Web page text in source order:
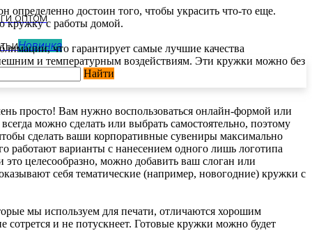
оптом
Новинка
Найти
определенно достоин того, чтобы украсить что-то еще.
кружку с работы домой.
что гарантирует самые лучшие качества
и температурным воздействиям. Эти кружки можно без
просто! Вам нужно воспользоваться онлайн-формой или
можно сделать или выбрать самостоятельно, поэтому
сделать ваши корпоративные сувениры максимально
работают варианты с нанесением одного лишь логотипа
это целесообразно, можно добавить ваш слоган или
себя тематические (например, новогодние) кружки с
мы используем для печати, отличаются хорошим
сотрется и не потускнеет. Готовые кружки можно будет